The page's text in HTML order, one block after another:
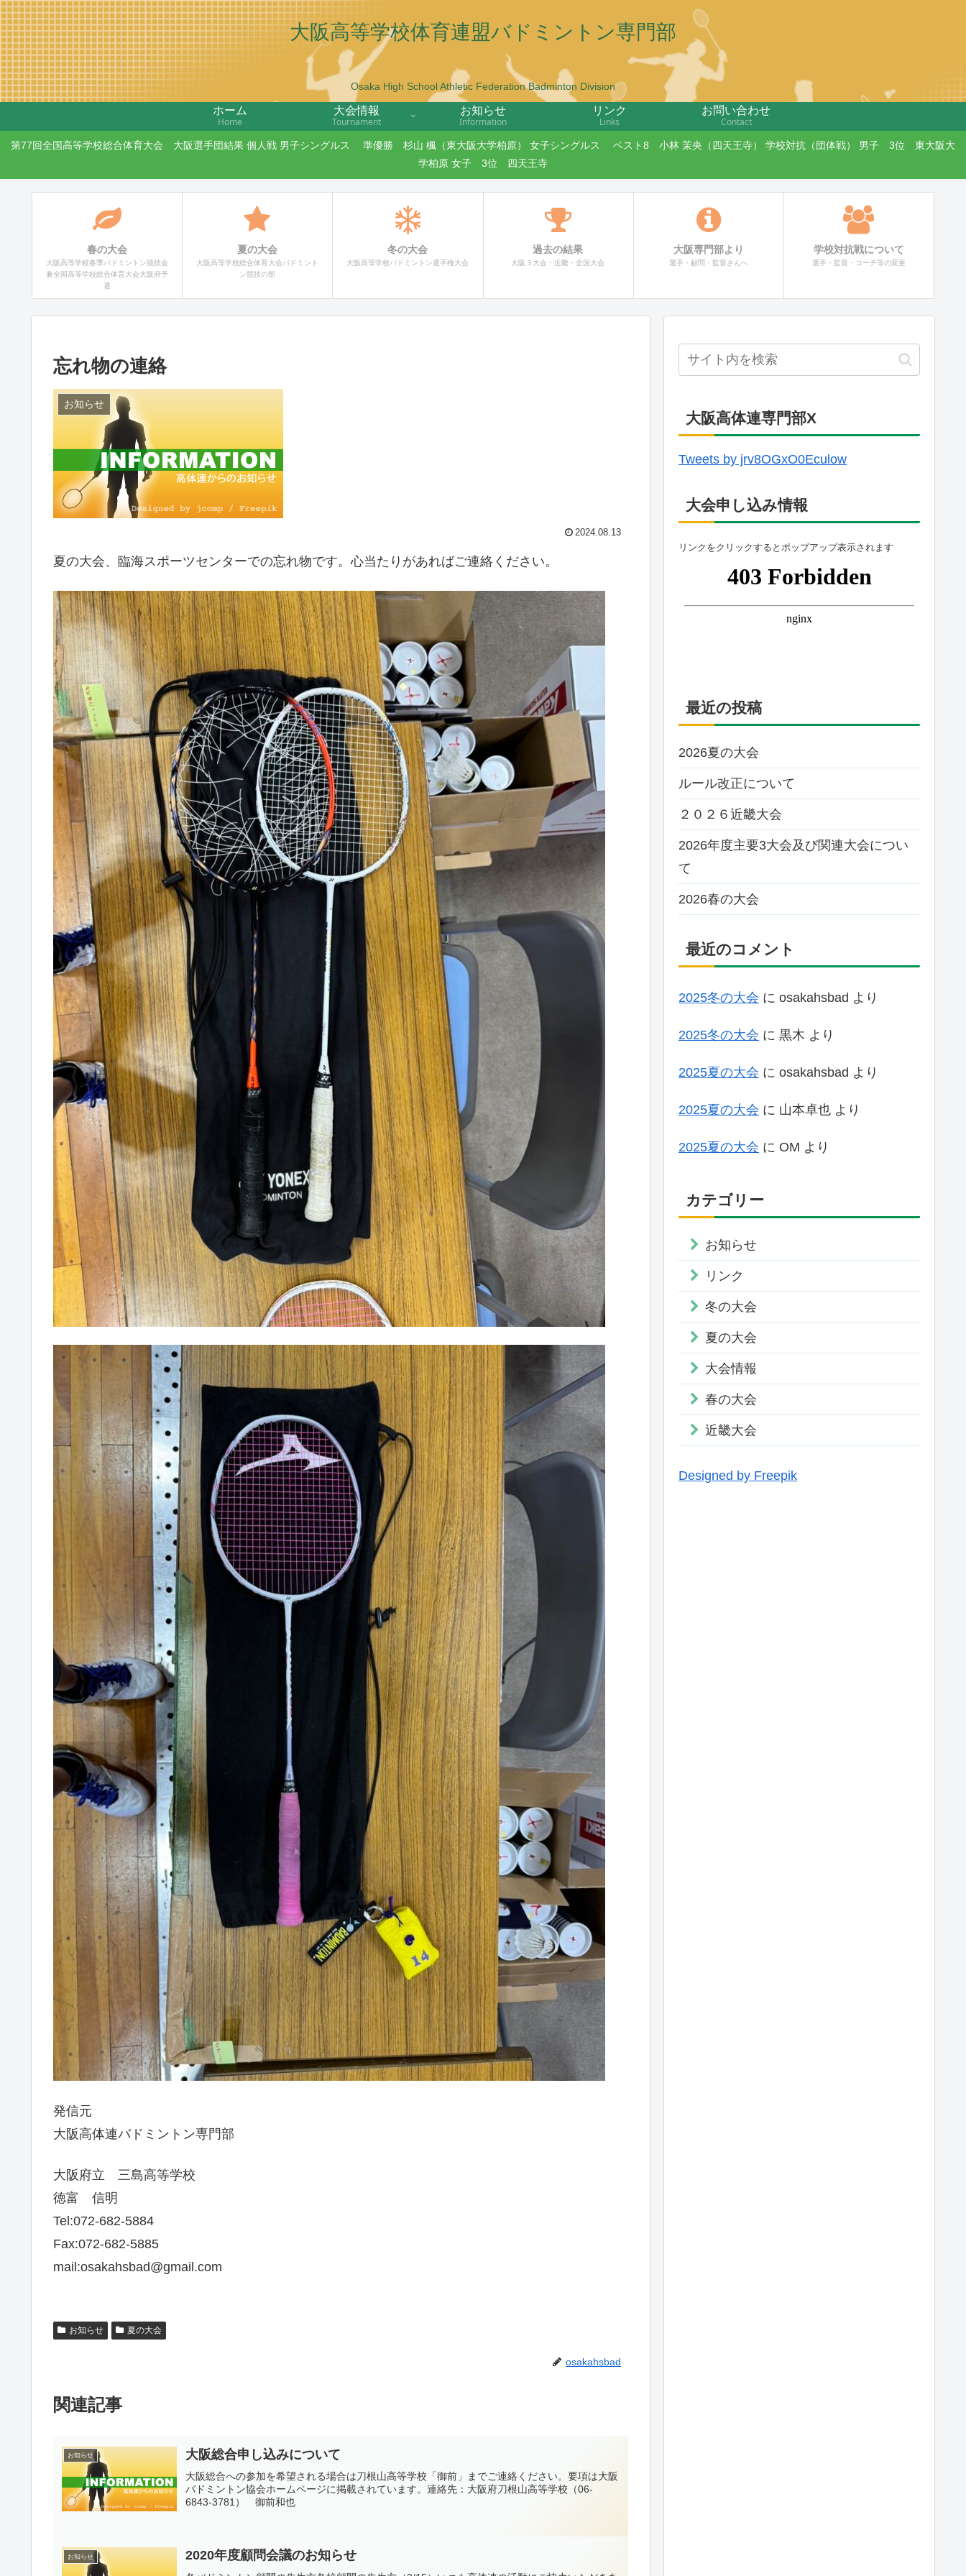
大阪高等学校体育連盟バドミントン専門部
Osaka High School Athletic Federation Badminton Division
ホーム
Home
大会情報
Tournament
お知らせ
Information
リンク
Links
お問い合わせ
Contact
第77回全国高等学校総合体育大会 大阪選手団結果 個人戦 男子シングルス 準優勝 杉山 楓（東大阪大学柏原） 女子シングルス ベスト8 小林 茉央（四天王寺） 学校対抗（団体戦） 男子 3位 東大阪大
学柏原 女子 3位 四天王寺
春の大会
大阪高等学校春季バドミントン競技会
兼全国高等学校総合体育大会大阪府予
選
夏の大会
大阪高等学校総合体育大会バドミント
ン競技の部
冬の大会
大阪高等学校バドミントン選手権大会
過去の結果
大阪３大会・近畿・全国大会
大阪専門部より
選手・顧問・監督さんへ
学校対抗戦について
選手・監督・コーチ等の変更
忘れ物の連絡
お知らせ
2024.08.13
夏の大会、臨海スポーツセンターでの忘れ物です。心当たりがあればご連絡ください。
発信元
大阪高体連バドミントン専門部
大阪府立 三島高等学校
徳富 信明
Tel:072-682-5884
Fax:072-682-5885
mail:osakahsbad@gmail.com
お知らせ 夏の大会
osakahsbad
関連記事
お知らせ 大阪総合申し込みについて
大阪総合への参加を希望される場合は刀根山高等学校「御前」までご連絡ください。要項は大阪
バドミントン協会ホームページに掲載されています。連絡先：大阪府刀根山高等学校（06-
6843-3781） 御前和也
お知らせ 2020年度顧問会議のお知らせ
大阪高体連専門部X
Tweets by jrv8OGxO0Eculow
大会申し込み情報
リンクをクリックするとポップアップ表示されます
最近の投稿
2026夏の大会
ルール改正について
２０２６近畿大会
2026年度主要3大会及び関連大会につい
て
2026春の大会
最近のコメント
2025冬の大会 に osakahsbad より
2025冬の大会 に 黒木 より
2025夏の大会 に osakahsbad より
2025夏の大会 に 山本卓也 より
2025夏の大会 に OM より
カテゴリー
お知らせ
リンク
冬の大会
夏の大会
大会情報
春の大会
近畿大会
Designed by Freepik